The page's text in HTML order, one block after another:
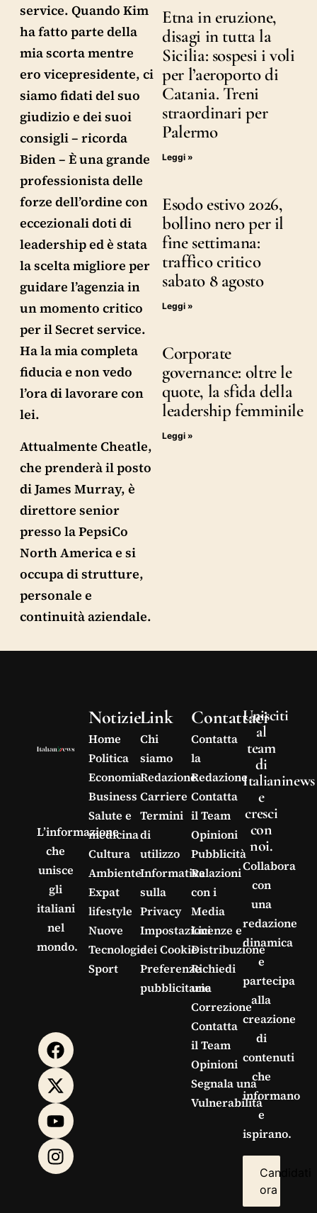
service. Quando Kim
ha fatto parte della
mia scorta mentre
ero vicepresidente, ci
siamo fidati del suo
giudizio e dei suoi
consigli – ricorda
Biden – È una grande
professionista delle
forze dell’ordine con
eccezionali doti di
leadership ed è stata
la scelta migliore per
guidare l’agenzia in
un momento critico
per il Secret service.
Ha la mia completa
fiducia e non vedo
l’ora di lavorare con
lei.
Attualmente Cheatle,
che prenderà il posto
di James Murray, è
direttore senior
presso la PepsiCo
North America e si
occupa di strutture,
personale e
continuità aziendale.
Etna in eruzione,
disagi in tutta la
Sicilia: sospesi i voli
per l’aeroporto di
Catania. Treni
straordinari per
Palermo
Leggi »
Esodo estivo 2026,
bollino nero per il
fine settimana:
traffico critico
sabato 8 agosto
Leggi »
Corporate
governance: oltre le
quote, la sfida della
leadership femminile
Leggi »
L’informazione
che
unisce
gli
italiani
nel
mondo.
Notizie
Home
Politica
Economia
Business
Salute e
medicina
Cultura
Ambiente
Expat
lifestyle
Nuove
Tecnologie
Sport
Link
Chi
siamo
Redazione
Carriere
Termini
di
utilizzo
Informativa
sulla
Privacy
Impostazioni
dei Cookie
Preferenze
pubblicitarie
Contattaci
Contatta
la
Redazione
Contatta
il Team
Opinioni
Pubblicità
Relazioni
con i
Media
Licenze e
Distribuzione
Richiedi
una
Correzione
Contatta
il Team
Opinioni
Segnala una
Vulnerabilità
Unisciti
al
team
di
Italianinews
e
cresci
con
noi.
Collabora
con
una
redazione
dinamica
e
partecipa
alla
creazione
di
contenuti
che
informano
e
ispirano.
Candidati
ora